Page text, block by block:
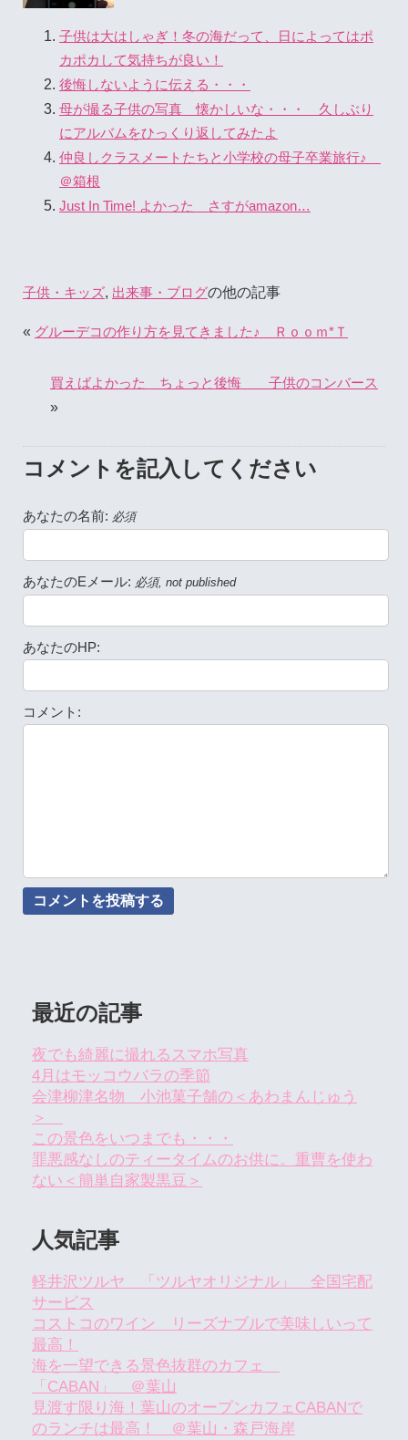
子供は大はしゃぎ！冬の海だって、日によってはポ
カポカして気持ちが良い！
後悔しないように伝える・・・
母が撮る子供の写真 懐かしいな・・・ 久しぶり
にアルバムをひっくり返してみたよ
仲良しクラスメートたちと小学校の母子卒業旅行♪
＠箱根
Just In Time! よかった さすがamazon…
子供・キッズ, 出来事・ブログの他の記事
« グルーデコの作り方を見てきました♪ Ｒｏｏｍ*Ｔ
買えばよかった ちょっと後悔 子供のコンバース
»
コメントを記入してください
あなたの名前: 必須
あなたのEメール: 必須, not published
あなたのHP:
コメント:
最近の記事
夜でも綺麗に撮れるスマホ写真
4月はモッコウバラの季節
会津柳津名物 小池菓子舗の＜あわまんじゅう
＞
この景色をいつまでも・・・
罪悪感なしのティータイムのお供に。重曹を使わ
ない＜簡単自家製黒豆＞
人気記事
軽井沢ツルヤ 「ツルヤオリジナル」 全国宅配
サービス
コストコのワイン リーズナブルで美味しいって
最高！
海を一望できる景色抜群のカフェ
「CABAN」 ＠葉山
見渡す限り海！葉山のオープンカフェCABANで
のランチは最高！ ＠葉山・森戸海岸